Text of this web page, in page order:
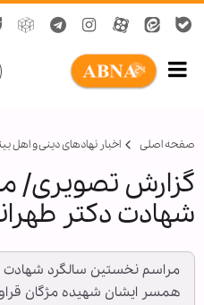
صفحه اصلی اخبار نهادهای دینی و اهل
گزارش تصویری/
شهادت دکتر
مراسم نخستین سالگرد
همسر ایشان شهیده مژگان